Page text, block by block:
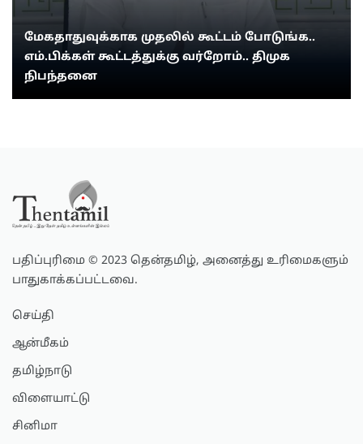
மேகதாதுவுக்காக முதலில் கூட்டம் போடுங்க..
எம்.பிக்கள் கூட்டத்துக்கு வர்றோம்.. திமுக
நிபந்தனை
பதிப்புரிமை © 2023 தென்தமிழ், அனைத்து உரிமைகளும்
பாதுகாக்கப்பட்டவை.
செய்தி
ஆன்மீகம்
தமிழ்நாடு
விளையாட்டு
சினிமா